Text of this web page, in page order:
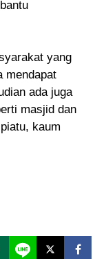
yang
mendapat
ada juga
masjid dan
kaum